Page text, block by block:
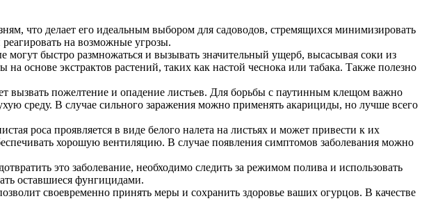
что делает его идеальным выбором для садоводов, стремящихся минимизировать
на возможные угрозы.
быстро размножаться и вызывать значительный ущерб, высасывая соки из
основе экстрактов растений, таких как настой чеснока или табака. Также полезно
вызвать пожелтение и опадение листьев. Для борьбы с паутинным клещом важно
среду. В случае сильного заражения можно применять акарициды, но лучше всего
роса проявляется в виде белого налета на листьях и может привести к их
хорошую вентиляцию. В случае появления симптомов заболевания можно
это заболевание, необходимо следить за режимом полива и использовать
оставшиеся фунгицидами.
своевременно принять меры и сохранить здоровье ваших огурцов. В качестве